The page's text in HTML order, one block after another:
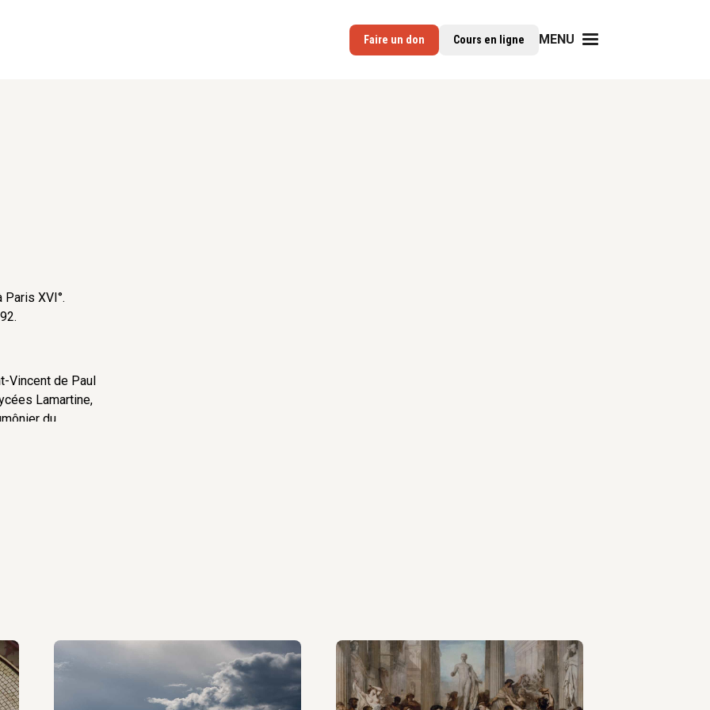
Faire un don Cours en ligne MENU
XVI°.
Vincent de Paul
Lamartine,
du
catholique
Jean-Baptiste
Fraternité